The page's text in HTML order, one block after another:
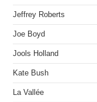
Jeffrey Roberts
Joe Boyd
Jools Holland
Kate Bush
La Vallée